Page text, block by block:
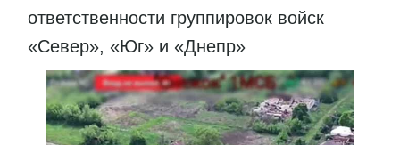
ответственности группировок войск
«Север», «Юг» и «Днепр»